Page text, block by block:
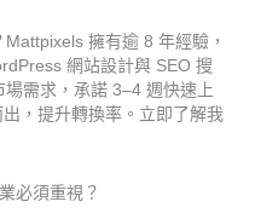
Mattpixels 擁有逾 8 年經驗，
網站設計與 SEO 搜
需求，承諾 3–4 週快速上
，提升轉換率。立即了解我
必須重視？